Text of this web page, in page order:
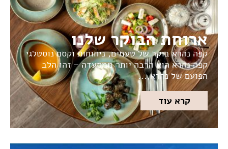
ארוחת הבוקר שלנו
קפה נהרא בוקר של טעמים, ניחוחות וקסם נוסטלגי
קפה נהרא הוא הרבה יותר ממסעדה – זהו הלב
הפועם של נהרא,...
קרא עוד